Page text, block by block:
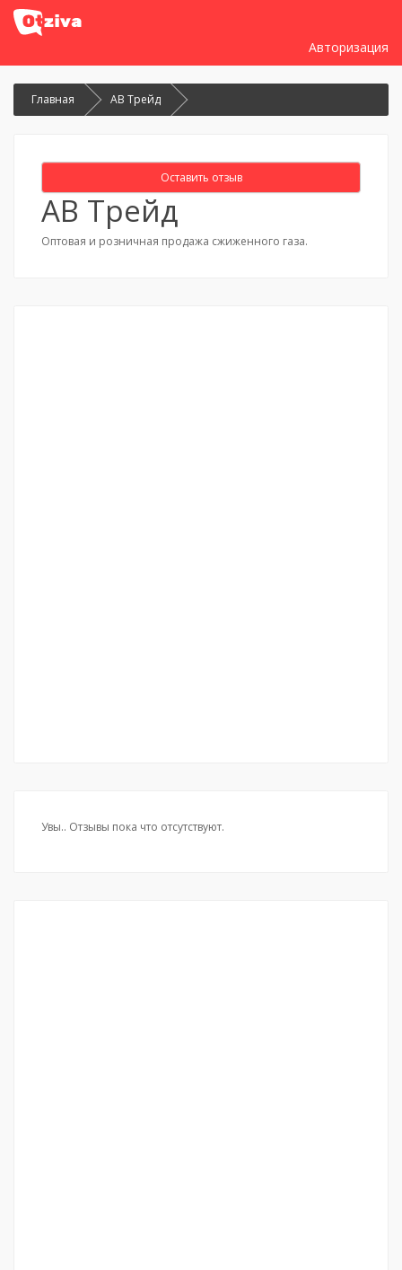
Авторизация
Главная АВ Трейд
Оставить отзыв
АВ Трейд
Оптовая и розничная продажа сжиженного газа.
Увы.. Отзывы пока что отсутствуют.